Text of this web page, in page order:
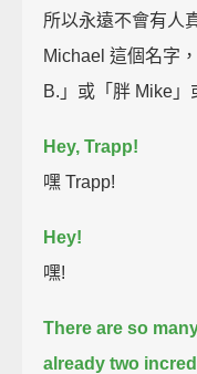
所以永遠不會有人
Michael 這個名字
B.」或「胖 Mike」
Hey, Trapp!
嘿 Trapp!
Hey!
嘿!
There are so
already two